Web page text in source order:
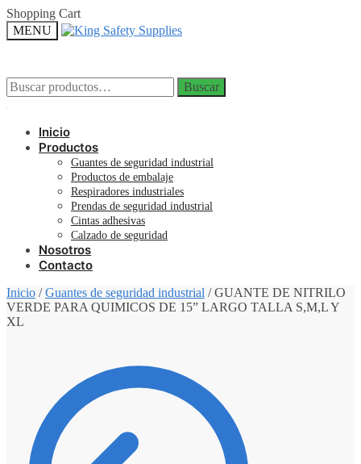
Skip
to
navigation
Skip
to
content
Shopping Cart
MENU
Buscar
por:
Buscar
Buscar
por:
Buscar
Inicio
Productos
Guantes de seguridad industrial
Productos de embalaje
Respiradores industriales
Prendas de seguridad industrial
Cintas adhesivas
Calzado de seguridad
Nosotros
Contacto
Inicio /Guantes de seguridad industrial /GUANTE DE NITRILO
VERDE PARA QUIMICOS DE 15” LARGO TALLA S,M,L Y
XL